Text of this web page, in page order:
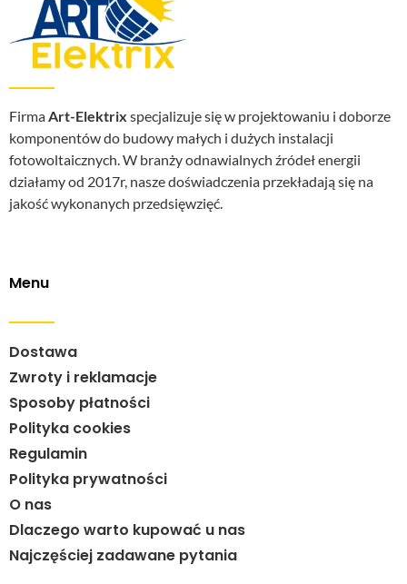
FirmaArt-Elektrix specjalizuje się w projektowaniu i doborze
komponentów do budowy małych i dużych instalacji
fotowoltaicznych. W branży odnawialnych źródeł energii
działamy od 2017r, nasze doświadczenia przekładają się na
jakość wykonanych przedsięwzięć.
Menu
Dostawa
Zwroty i reklamacje
Sposoby płatności
Polityka cookies
Regulamin
Polityka prywatności
O nas
Dlaczego warto kupować u nas
Najczęściej zadawane pytania